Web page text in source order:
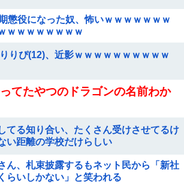
懲役になった奴、怖いｗｗｗｗｗｗｗ
ｗｗｗｗｗｗｗｗ
りぴ(12)、近影ｗｗｗｗｗｗｗｗｗｗ
てたやつのドラゴンの名前わか
てる知り合い、たくさん受けさせてるけ
い距離の学校だけらしい
ん、札束披露するもネット民から「新社
らいしかない」と笑われる